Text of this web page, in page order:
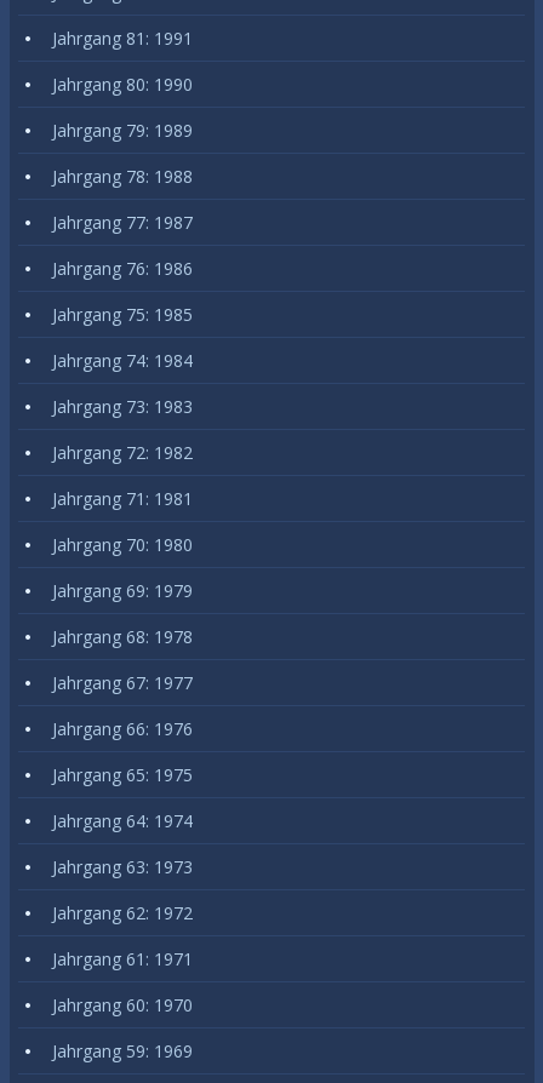
Jahrgang 81: 1991
Jahrgang 80: 1990
Jahrgang 79: 1989
Jahrgang 78: 1988
Jahrgang 77: 1987
Jahrgang 76: 1986
Jahrgang 75: 1985
Jahrgang 74: 1984
Jahrgang 73: 1983
Jahrgang 72: 1982
Jahrgang 71: 1981
Jahrgang 70: 1980
Jahrgang 69: 1979
Jahrgang 68: 1978
Jahrgang 67: 1977
Jahrgang 66: 1976
Jahrgang 65: 1975
Jahrgang 64: 1974
Jahrgang 63: 1973
Jahrgang 62: 1972
Jahrgang 61: 1971
Jahrgang 60: 1970
Jahrgang 59: 1969